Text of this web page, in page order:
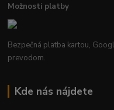
Možnosti platby
Bezpečná platba kartou,
prevodom.
Kde nás nájdete